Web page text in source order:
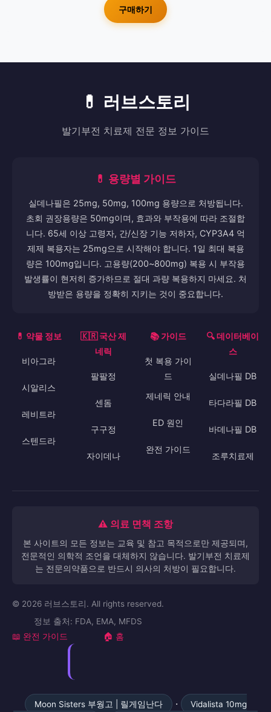
구매하기
💊 러브스토리
발기부전 치료제 전문 정보 가이드
💊 용량별 가이드
실데나필은 25mg, 50mg, 100mg 용량으로 처방됩니다.
초회 권장용량은 50mg이며, 효과와 부작용에 따라 조절합
니다. 65세 이상 고령자, 간/신장 기능 저하자, CYP3A4 억
제제 복용자는 25mg으로 시작해야 합니다. 1일 최대 복용
량은 100mg입니다. 고용량(200~800mg) 복용 시 부작용
발생률이 현저히 증가하므로 절대 과량 복용하지 마세요. 처
방받은 용량을 정확히 지키는 것이 중요합니다.
💊 약물 정보
비아그라
시알리스
레비트라
스텐드라
🇰🇷 국산 제
네릭
팔팔정
센돔
구구정
자이데나
📚 가이드
첫 복용 가이
드
제네릭 안내
ED 원인
완전 가이드
🔍 데이터베이
스
실데나필 DB
타다라필 DB
바데나필 DB
조루치료제
⚠️ 의료 면책 조항
본 사이트의 모든 정보는 교육 및 참고 목적으로만 제공되며,
전문적인 의학적 조언을 대체하지 않습니다. 발기부전 치료제
는 전문의약품으로 반드시 의사의 처방이 필요합니다.
© 2026 러브스토리. All rights reserved.
정보 출처: FDA, EMA, MFDS
📖 완전 가이드 🏠 홈
Moon Sisters 부웡고 | 릴게임난다 · Vidalista 10mg